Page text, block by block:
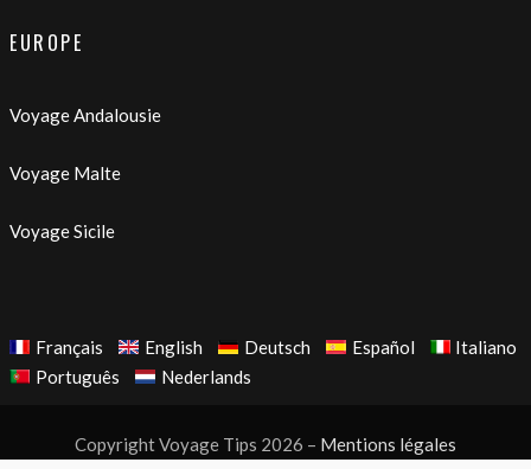
EUROPE
Voyage Andalousie
Voyage Malte
Voyage Sicile
Français English Deutsch Español
Italiano
Português
Nederlands
Copyright Voyage Tips 2026 – Mentions légales